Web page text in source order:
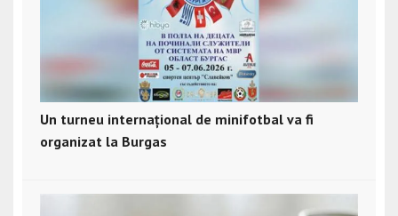
Un turneu internațional de minifotbal va fi
organizat la Burgas